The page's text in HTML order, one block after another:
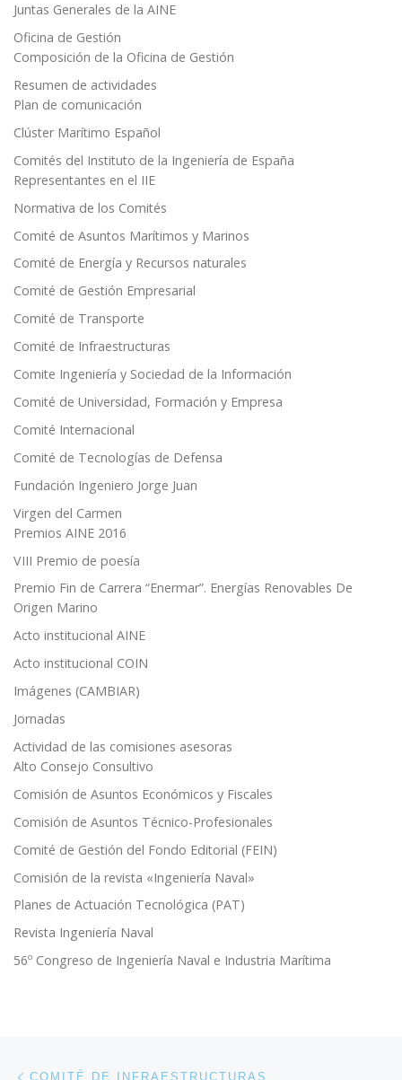
Juntas Generales de la AINE
Oficina de Gestión
Composición de la Oficina de Gestión
Resumen de actividades
Plan de comunicación
Clúster Marítimo Español
Comités del Instituto de la Ingeniería de España
Representantes en el IIE
Normativa de los Comités
Comité de Asuntos Marítimos y Marinos
Comité de Energía y Recursos naturales
Comité de Gestión Empresarial
Comité de Transporte
Comité de Infraestructuras
Comite Ingeniería y Sociedad de la Información
Comité de Universidad, Formación y Empresa
Comité Internacional
Comité de Tecnologías de Defensa
Fundación Ingeniero Jorge Juan
Virgen del Carmen
Premios AINE 2016
VIII Premio de poesía
Premio Fin de Carrera “Enermar”. Energías Renovables De
Origen Marino
Acto institucional AINE
Acto institucional COIN
Imágenes (CAMBIAR)
Jornadas
Actividad de las comisiones asesoras
Alto Consejo Consultivo
Comisión de Asuntos Económicos y Fiscales
Comisión de Asuntos Técnico-Profesionales
Comité de Gestión del Fondo Editorial (FEIN)
Comisión de la revista «Ingeniería Naval»
Planes de Actuación Tecnológica (PAT)
Revista Ingeniería Naval
56º Congreso de Ingeniería Naval e Industria Marítima
Navegación de entradas
COMITÉ DE INFRAESTRUCTURAS